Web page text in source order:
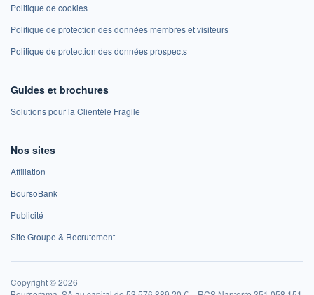
Politique de cookies
Politique de protection des données membres et visiteurs
Politique de protection des données prospects
Guides et brochures
Solutions pour la Clientèle Fragile
Nos sites
Affiliation
BoursoBank
Publicité
Site Groupe & Recrutement
Copyright © 2026